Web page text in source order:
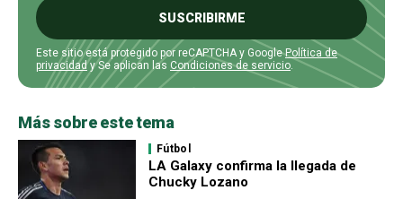
SUSCRIBIRME
Este sitio está protegido por reCAPTCHA y GooglePolítica de
privacidady Se aplican las Condiciones de servicio.
Más sobre este tema
Fútbol
LA Galaxy confirma la llegada de
Chucky Lozano